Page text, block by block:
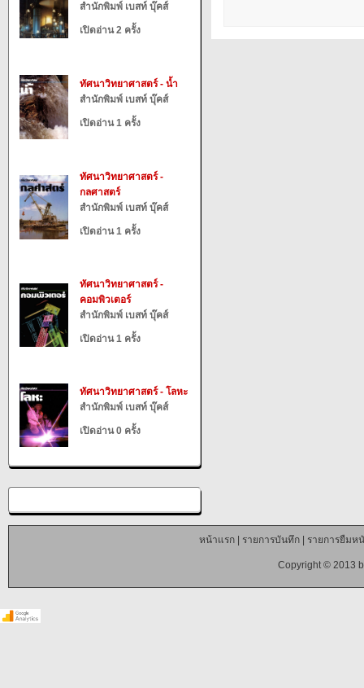
สำนักพิมพ์ เบสท์ บุ๊คส์
เปิดอ่าน 2 ครั้ง
ทัศนาวิทยาศาสตร์ - น้ำ
สำนักพิมพ์ เบสท์ บุ๊คส์
เปิดอ่าน 1 ครั้ง
ทัศนาวิทยาศาสตร์ -
กลศาสตร์
สำนักพิมพ์ เบสท์ บุ๊คส์
เปิดอ่าน 1 ครั้ง
ทัศนาวิทยาศาสตร์ -
คอมพิวเตอร์
สำนักพิมพ์ เบสท์ บุ๊คส์
เปิดอ่าน 1 ครั้ง
ทัศนาวิทยาศาสตร์ - โลหะ
สำนักพิมพ์ เบสท์ บุ๊คส์
เปิดอ่าน 0 ครั้ง
หน้าแรก| รายการบันทึก| รายการยืมห
Copyright © 2013